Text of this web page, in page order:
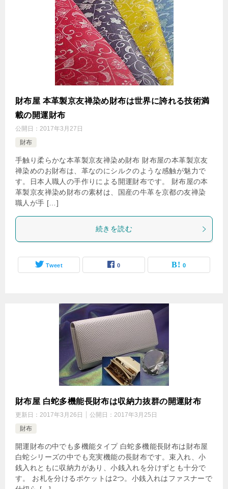
財布屋 本革製京友禅染め財布は世界に誇れる技術満
載の開運財布
公開日： 2017年3月27日
財布
手触り柔らかな本革製京友禅染め財布 財布屋の本革製京友
禅染めのお財布は、革なのにシルクのような感触が魅力で
す。日本人職人の手作りによる開運財布です。 財布屋の本
革製京友禅染め財布の素材は、国産の牛革を京都の友禅染
職人が手 […]
続きを読む
Tweet 0 0
財布屋 白蛇多機能長財布は収納力抜群の開運財布
更新日： 2017年3月26日 公開日： 2017年3月25日
財布
開運財布の中でも多機能タイプ 白蛇多機能長財布は財布屋
白蛇シリーズの中でも充実機能の長財布です。束入れ、小
銭入れともに収納力があり、小銭入れを分けずとも十分で
す。 お札を分けるポケットは2つ。小銭入れはファスナーで